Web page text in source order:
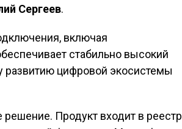
Сергеев.
включая
стабильно высокий
развитию цифровой экосистемы
Продукт входит в реестр